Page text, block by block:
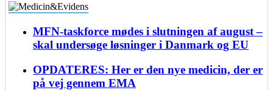
MFN-taskforce mødes i slutningen af august –
skal undersøge løsninger i Danmark og EU
OPDATERES: Her er den nye medicin, der er
på vej gennem EMA